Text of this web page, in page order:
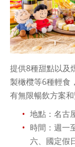
提供8種甜點以及
製橄欖等6種輕食
有無限暢飲方案
地點：名古
時間：週一
六、國定假